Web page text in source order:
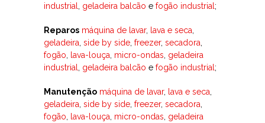
industrial
geladeira balcão e fogão industrial ;
Reparos máquina de lavar, lava e seca
geladeira side by side freezer, secadora
fogão
lava-louça micro-ondas geladeira
industrial
geladeira balcão e fogão industrial ;
Manutenção máquina de lavar, lava e seca
geladeira side by side freezer, secadora
fogão
lava-louça micro-ondas geladeira